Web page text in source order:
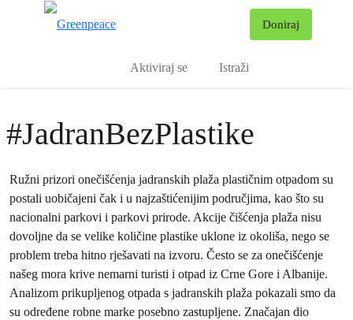
Doniraj
Aktiviraj se Istraži
#JadranBezPlastike
Ružni prizori onečišćenja jadranskih plaža plastičnim otpadom su
postali uobičajeni čak i u najzaštićenijim područjima, kao što su
nacionalni parkovi i parkovi prirode. Akcije čišćenja plaža nisu
dovoljne da se velike količine plastike uklone iz okoliša, nego se
problem treba hitno rješavati na izvoru. Često se za onečišćenje
našeg mora krive nemarni turisti i otpad iz Crne Gore i Albanije.
Analizom prikupljenog otpada s jadranskih plaža pokazali smo da
su određene robne marke posebno zastupljene. Značajan dio